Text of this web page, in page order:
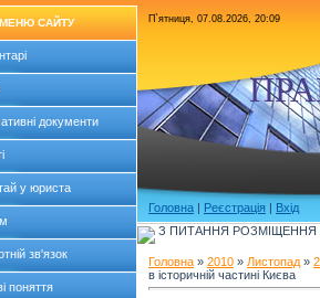
МЕНЮ САЙТУ
документи
у юриста
зв'язок
поняття
П`ятниця, 07.08.2026, 20:09
Головна | Реєстрація | Вхід
З ПИТАННЯ РОЗМІЩЕННЯ
Головна » 2010 » Листопад »
в історичній частині Києва